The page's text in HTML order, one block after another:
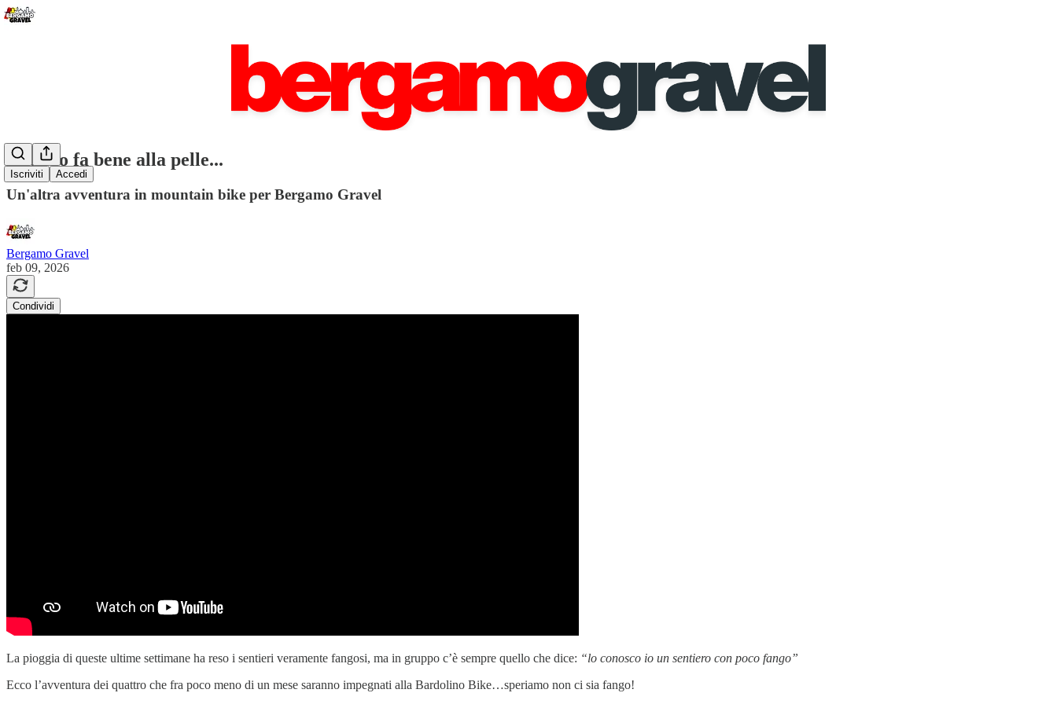
Iscriviti Accedi
Il fango fa bene alla pelle...
Un'altra avventura in mountain bike per Bergamo Gravel
Bergamo Gravel
feb 09, 2026
Condividi
La pioggia di queste ultime settimane ha reso i sentieri veramente fangosi, ma in gruppo c’è sempre quello che dice: “lo conosco io un sentiero con poco fango”
Ecco l’avventura dei quattro che fra poco meno di un mese saranno impegnati alla Bardolino Bike…speriamo non ci sia fango!